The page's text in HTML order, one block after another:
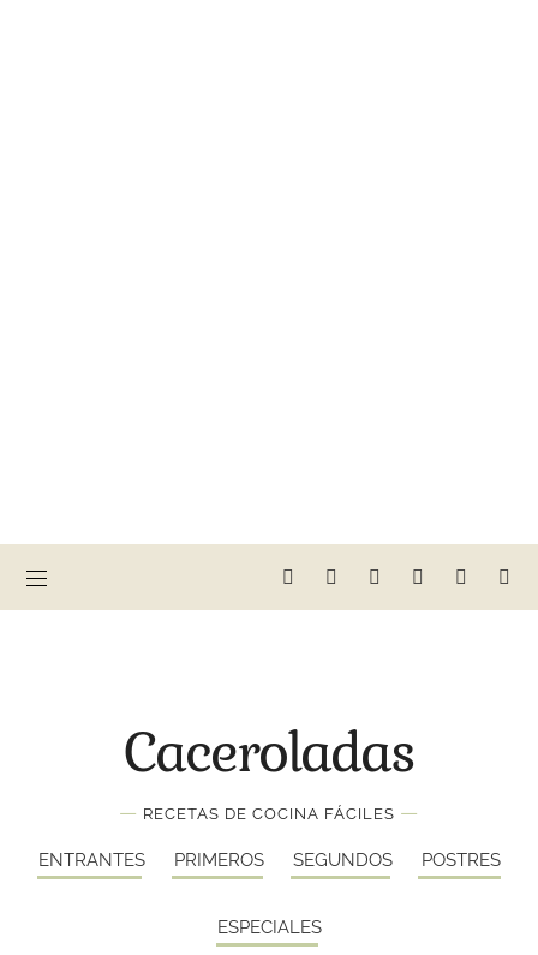
Caceroladas
— RECETAS DE COCINA FÁCILES —
ENTRANTES PRIMEROS SEGUNDOS POSTRES
ESPECIALES